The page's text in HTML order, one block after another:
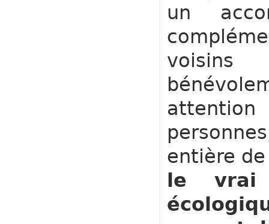
un
voisins
entière
le vrai